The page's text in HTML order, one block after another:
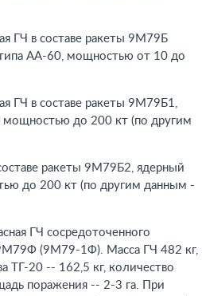
ГЧ в составе ракеты 9М79Б
АА-60, мощностью от 10 до
ГЧ в составе ракеты 9М79Б1,
мощностью до 200 кт (по другим
ракеты 9М79Б2, ядерный
до 200 кт (по другим данным -
ГЧ сосредоточенного
9М79Ф (9М79-1Ф). Масса ГЧ 482 кг,
ТГ-20 -- 162,5 кг, количество
поражения -- 2-3 га. При